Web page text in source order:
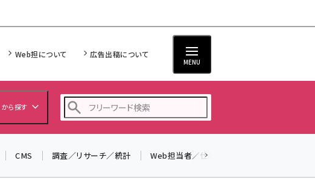
Web担について 広告出稿について
MENU
から探す
CMS 調査／リサーチ／統計 Web担当者／仕事